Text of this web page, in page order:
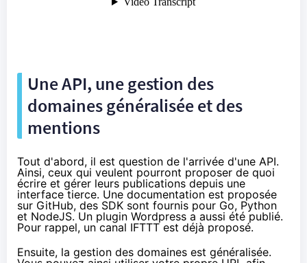
Une API, une gestion des
domaines généralisée et des
mentions
Tout d'abord, il est question de l'arrivée d'une API.
Ainsi, ceux qui veulent pourront proposer de quoi
écrire et gérer leurs publications depuis une
interface tierce. Une documentation est proposée
sur GitHub, des SDK sont fournis pour Go, Python
et NodeJS. Un plugin Wordpress a aussi été publié.
Pour rappel, un canal IFTTT est déjà proposé.
Ensuite, la gestion des domaines est généralisée.